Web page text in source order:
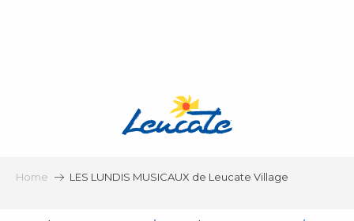
Home LES LUNDIS MUSICAUX de Leucate Village